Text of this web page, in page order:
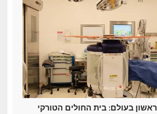
ראשון בעולם: בית החולים הטורקי Güven ביצע